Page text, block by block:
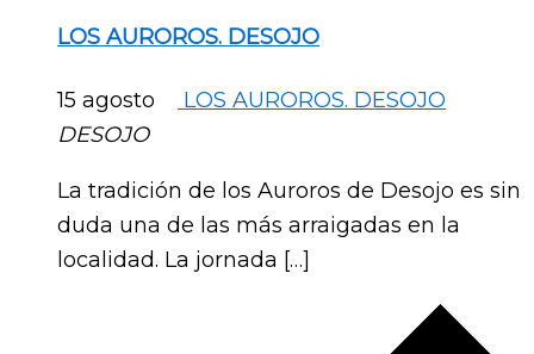
LOS AUROROS. DESOJO
15 agosto
LOS AUROROS. DESOJO
DESOJO
La tradición de los Auroros de Desojo es sin
duda una de las más arraigadas en la
localidad. La jornada […]